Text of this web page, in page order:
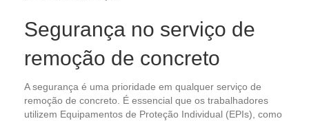
Segurança no serviço de
remoção de concreto
A segurança é uma prioridade em qualquer serviço de
remoção de concreto. É essencial que os trabalhadores
utilizem Equipamentos de Proteção Individual (EPIs), como